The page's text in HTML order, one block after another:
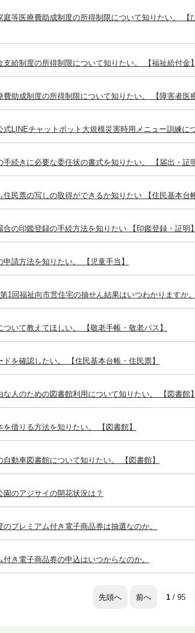
庭等医療費助成制度の所得制限について知りたい。 【
支給制度の所得制限について知りたい。 【福祉給付金】
費助成制度の所得制限について知りたい。 【障害者医
式LINEチャットボット大規模災害時用メニュー訓練に
手続きに必要な委任状の書式を知りたい。 【届出・証
住民票の写しの取得ができるか知りたい 【住民基本台
合の印鑑登録の手続方法を知りたい 【印鑑登録・証明】
申請方法を知りたい。 【児童手当】
1回福祉向市営住宅の抽せん結果はいつわかりますか。
ついて教えてほしい。 【敬老手帳・敬老パス】
ドを確認したい。 【住民基本台帳・住民票】
な人のための図書館利用について知りたい。 【図書館】
を借りる方法を知りたい。 【図書館】
自動車図書館について知りたい。 【図書館】
園のアジサイの開花状況は？
のプレミアム付き電子商品券は抽選なのか。
付き電子商品券の申込はいつからなのか。
先頭へ 前へ 1/ 95